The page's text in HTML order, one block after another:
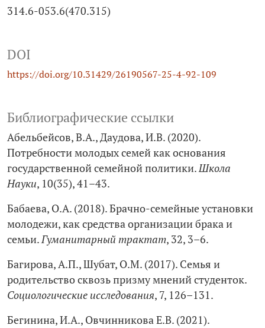
314.6-053.6(470.315)
DOI
https://doi.org/10.31429/26190567-25-4-92-109
Библиографические ссылки
Абельбейсов, В.А., Даудова, И.В. (2020).
Потребности молодых семей как основания
государственной семейной политики.Школа
Науки, 10(35), 41–43.
Бабаева, О.А. (2018). Брачно-семейные установки
молодежи, как средства организации брака и
семьи.Гуманитарный трактат, 32, 3–6.
Багирова, А.П., Шубат, О.М. (2017). Семья и
родительство сквозь призму мнений студенток.
Социологические исследования, 7, 126–131.
Бегинина, И.А., Овчинникова Е.В. (2021).